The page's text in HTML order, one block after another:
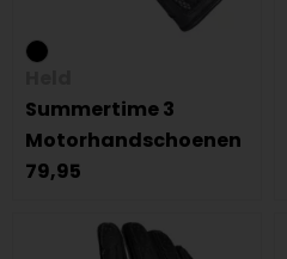
Summertime 3
Motorhandschoenen
79,95